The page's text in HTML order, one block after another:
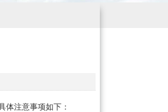
体注意事项如下：